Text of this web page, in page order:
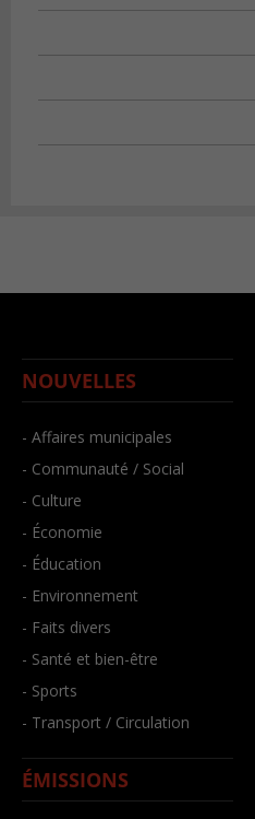
NOUVELLES
- Affaires municipales
- Communauté / Social
- Culture
- Économie
- Éducation
- Environnement
- Faits divers
- Santé et bien-être
- Sports
- Transport / Circulation
ÉMISSIONS